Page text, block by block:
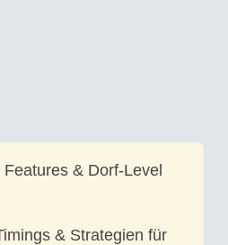
Features & Dorf-Level
& Strategien für